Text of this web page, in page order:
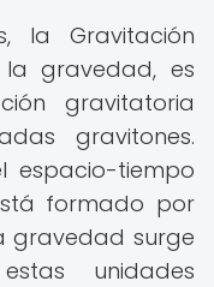
la Gravitación
gravedad, es
gravitatoria
gravitones.
espacio-tiempo
formado por
gravedad surge
unidades